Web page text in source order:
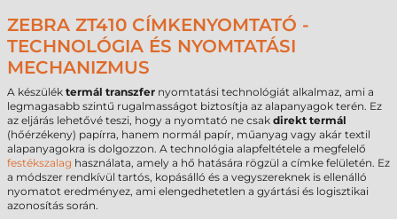
ZEBRA ZT410 CÍMKENYOMTATÓ -
TECHNOLÓGIA ÉS NYOMTATÁSI
MECHANIZMUS
A készülék termál transzfer nyomtatási technológiát alkalmaz, ami a
legmagasabb szintű rugalmasságot biztosítja az alapanyagok terén. Ez
az eljárás lehetővé teszi, hogy a nyomtató ne csak direkt termál
(hőérzékeny) papírra, hanem normál papír, műanyag vagy akár textil
alapanyagokra is dolgozzon. A technológia alapfeltétele a megfelelő
festékszalag használata, amely a hő hatására rögzül a címke felületén. Ez
a módszer rendkívül tartós, kopásálló és a vegyszereknek is ellenálló
nyomatot eredményez, ami elengedhetetlen a gyártási és logisztikai
azonosítás során.